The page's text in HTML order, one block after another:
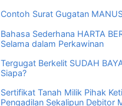
Contoh Surat Gugatan
Bahasa Sederhana HARTA
Selama dalam Perkawinan
Tergugat Berkelit SUDAH
Siapa?
Sertifikat Tanah Milik Pihak
Pengadilan Sekalipun Debitor